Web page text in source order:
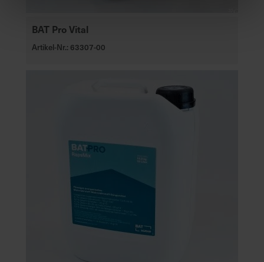
BAT Pro Vital
Artikel-Nr.: 63307-00